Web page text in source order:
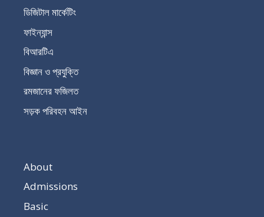
ডিজিটাল মার্কেটিং
ফাইন্যান্স
বিআরটিএ
বিজ্ঞান ও প্রযুক্তি
রমজানের ফজিলত
সড়ক পরিবহন আইন
About
Admissions
Basic